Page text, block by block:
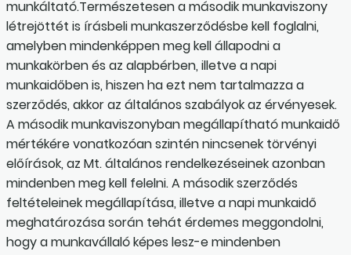
munkáltató.Természetesen a második munkaviszony
létrejöttét is írásbeli munkaszerződésbe kell foglalni,
amelyben mindenképpen meg kell állapodni a
munkakörben és az alapbérben, illetve a napi
munkaidőben is, hiszen ha ezt nem tartalmazza a
szerződés, akkor az általános szabályok az érvényesek.
A második munkaviszonyban megállapítható munkaidő
mértékére vonatkozóan szintén nincsenek törvényi
előírások, az Mt. általános rendelkezéseinek azonban
mindenben meg kell felelni. A második szerződés
feltételeinek megállapítása, illetve a napi munkaidő
meghatározása során tehát érdemes meggondolni,
hogy a munkavállaló képes lesz-e mindenben